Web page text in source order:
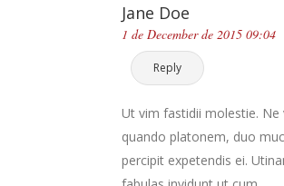
Jane Doe
1 de December de 2015 09:04
Reply
Ut vim fastidii molestie. Ne
quando platonem, duo
percipit expetendis ei.